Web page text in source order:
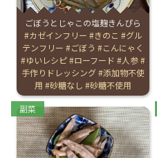
ごぼうとじゃこの塩麹きんぴら
Tags:
カゼインフリー きのこ
グル
テンフリー
ごぼう
こんにゃく
ゆいレシピ
ローフード
人参
手作りドレッシング 添加物不使
用
砂糖なし 砂糖不使用
Categories:
副菜
その他
‘さんルーム’ でさ
遠方にお住まいで当院
医師プ